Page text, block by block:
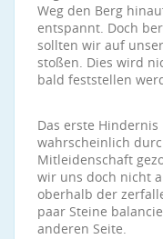
Weg den Berg
entspannt. Doch
sollten wir auf
stoßen. Dies wird
bald feststellen
Das erste
wahrscheinlich
Mitleidenschaft
wir uns doch nicht
oberhalb der
paar Steine
anderen Seite.